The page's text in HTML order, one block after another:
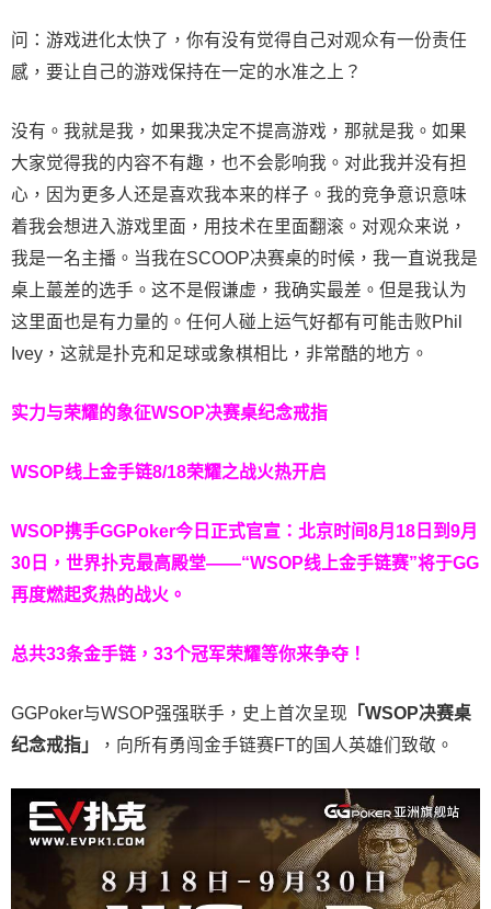
问：游戏进化太快了，你有没有觉得自己对观众有一份责任
感，要让自己的游戏保持在一定的水准之上？
没有。我就是我，如果我决定不提高游戏，那就是我。如果
大家觉得我的内容不有趣，也不会影响我。对此我并没有担
心，因为更多人还是喜欢我本来的样子。我的竞争意识意味
着我会想进入游戏里面，用技术在里面翻滚。对观众来说，
我是一名主播。当我在SCOOP决赛桌的时候，我一直说我是
桌上蕞差的选手。这不是假谦虚，我确实最差。但是我认为
这里面也是有力量的。任何人碰上运气好都有可能击败Phil
Ivey，这就是扑克和足球或象棋相比，非常酷的地方。
实力与荣耀的象征WSOP决赛桌纪念戒指
WSOP线上金手链8/18荣耀之战火热开启
WSOP携手GGPoker今日正式官宣：北京时间8月18日到9月
30日，世界扑克最高殿堂——“WSOP线上金手链赛”将于GG
再度燃起炙热的战火。
总共33条金手链，33个冠军荣耀等你来争夺！
GGPoker与WSOP强强联手，史上首次呈现 「WSOP决赛桌
纪念戒指」
，向所有勇闯金手链赛FT的国人英雄们致敬。